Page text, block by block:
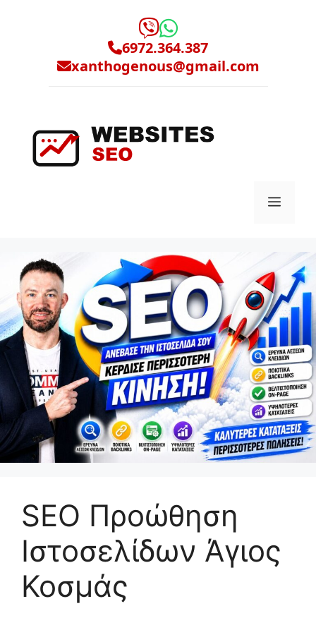
6972.364.387
xanthogenous@gmail.com
SEO Προώθηση
Ιστοσελίδων Άγιος
Κοσμάς